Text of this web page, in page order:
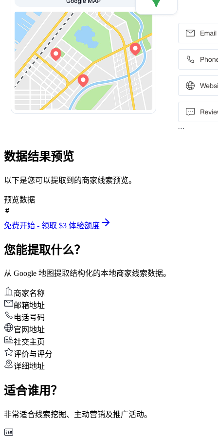
数据结果预览
以下是您可以提取到的商家线索预览。
预览数据
#
免费开始 - 领取 $3 体验额度
您能提取什么？
从 Google 地图提取结构化的本地商家线索数据。
商家名称
邮箱地址
电话号码
官网地址
社交主页
评价与评分
详细地址
适合谁用？
非常适合线索挖掘、主动营销及推广活动。